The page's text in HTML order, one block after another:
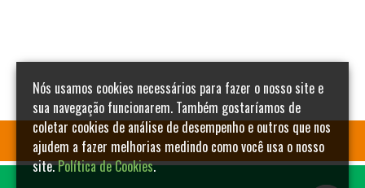
Nós usamos cookies necessários para fazer o nosso site e
sua navegação funcionarem. Também gostaríamos de
coletar cookies de análise de desempenho e outros que nos
ajudem a fazer melhorias medindo como você usa o nosso
site.Política de Cookies.